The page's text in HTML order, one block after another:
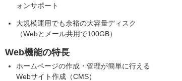
ォンサポート
大規模運用でも余裕の大容量ディスク
（Webとメール共用で100GB）
Web機能の特長
ホームページの作成・管理が簡単に行える
Webサイト作成（CMS）